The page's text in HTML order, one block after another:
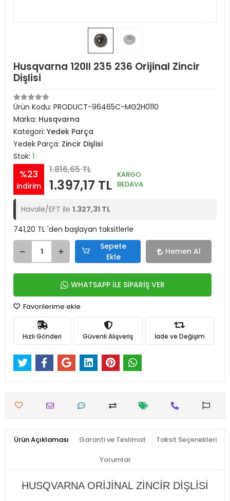
Husqvarna 120II 235 236 Orijinal Zincir
Dişlisi
Ürün Kodu: PRODUCT-96465C-MG2H0110
Marka: Husqvarna
Kategori: Yedek Parça
Yedek Parça: Zincir Dişlisi
Stok: 1
%23
indirim
1.816,65 TL
1.397,17 TL
KARGO
BEDAVA
Havale/EFT ile 1.327,31 TL
741,20 TL 'den başlayan taksitlerle
Sepete
Ekle
Hemen Al
WHATSAPP İLE SİPARİŞ VER
Favorilerime ekle
Hızlı Gönderi Güvenli Alışveriş İade ve Değişim
Ürün Açıklaması Garanti ve Teslimat Taksit Seçenekleri
Yorumlar
HUSQVARNA ORİJİNAL ZİNCİR DİŞLİSİ